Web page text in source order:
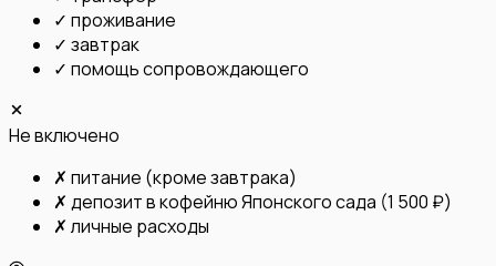
✓ проживание
✓ завтрак
✓ помощь сопровождающего
Не включено
✗ питание (кроме завтрака)
✗ депозит в кофейню Японского сада (1 500 ₽)
✗ личные расходы